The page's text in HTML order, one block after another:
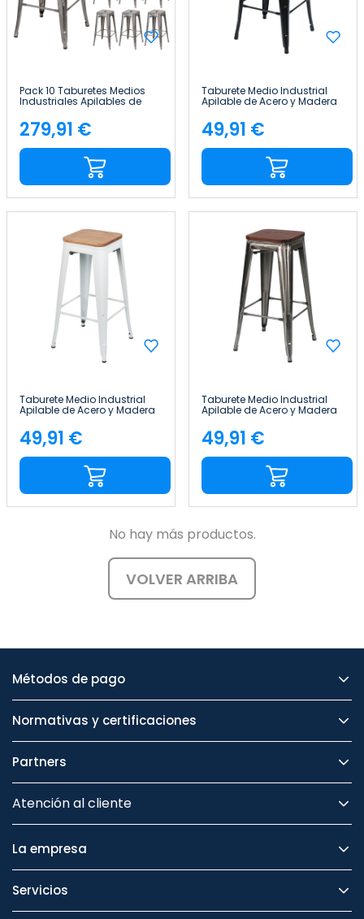
Pack 10 Taburetes Medios
Industriales Apilables de
Acero 43x43x76cm Thinia
Home
Precio
279,91 €
Taburete Medio Industrial
Apilable de Acero y Madera
43x43x76cm Thinia Home
Precio
49,91 €
Taburete Medio Industrial
Apilable de Acero y Madera
43x43x76cm Thinia Home
Precio
49,91 €
Taburete Medio Industrial
Apilable de Acero y Madera
43x43x76cm Thinia Home
Precio
49,91 €
No hay más productos.
VOLVER ARRIBA
Métodos de pago
Normativas y certificaciones
Partners
Atención al cliente
La empresa
Servicios